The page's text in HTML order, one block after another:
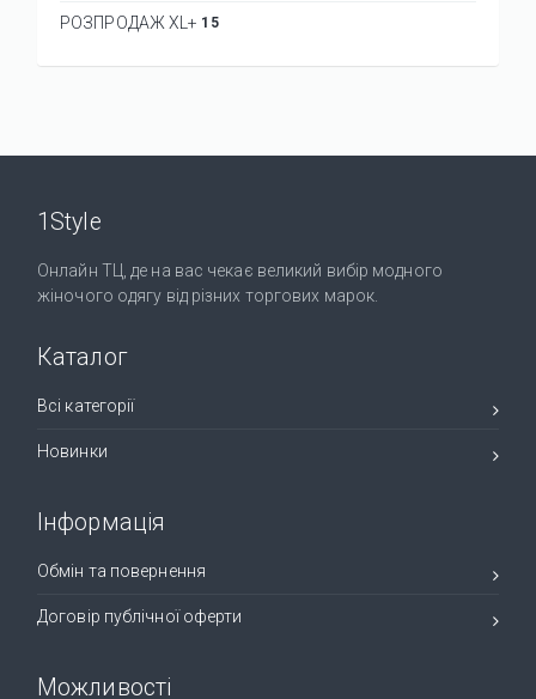
РОЗПРОДАЖ XL+ 15
1Style
Онлайн ТЦ, де на вас чекає великий вибір модного
жіночого одягу від різних торгових марок.
Каталог
Всі категорії
Новинки
Інформація
Обмін та повернення
Договір публічної оферти
Можливості